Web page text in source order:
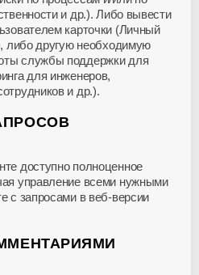
и др.). Либо вывести
карточки (Личный
либо другую необходимую
службы поддержки для
для инженеров,
и др.).
доступно полноценное
управление всеми нужными
с запросами в веб-версии